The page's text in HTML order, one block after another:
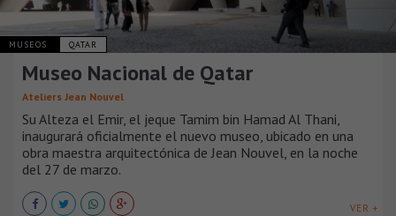
MUSEOS QATAR
Museo Nacional de Qatar
Ateliers Jean Nouvel
Su Alteza el Emir, el jeque Tamim bin Hamad Al Thani,
inaugurará oficialmente el nuevo museo, ubicado en una
obra maestra arquitectónica de Jean Nouvel, en la noche
del 27 de marzo.
VER +